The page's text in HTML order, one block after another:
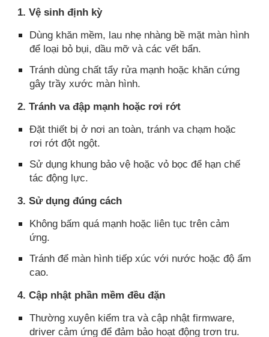
1. Vệ sinh định kỳ
Dùng khăn mềm, lau nhẹ nhàng bề mặt màn hình
để loại bỏ bụi, dầu mỡ và các vết bẩn.
Tránh dùng chất tẩy rửa mạnh hoặc khăn cứng
gây trầy xước màn hình.
2. Tránh va đập mạnh hoặc rơi rớt
Đặt thiết bị ở nơi an toàn, tránh va chạm hoặc
rơi rớt đột ngột.
Sử dụng khung bảo vệ hoặc vỏ bọc để hạn chế
tác động lực.
3. Sử dụng đúng cách
Không bấm quá mạnh hoặc liên tục trên cảm
ứng.
Tránh để màn hình tiếp xúc với nước hoặc độ ẩm
cao.
4. Cập nhật phần mềm đều đặn
Thường xuyên kiểm tra và cập nhật firmware,
driver cảm ứng để đảm bảo hoạt động trơn tru.